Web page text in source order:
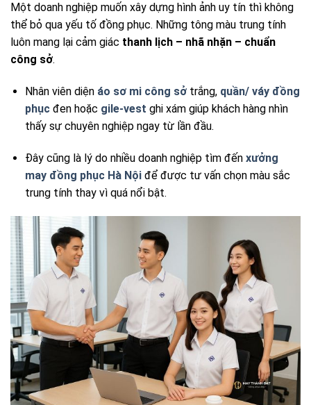
Một doanh nghiệp muốn xây dựng hình ảnh uy tín thì không
thể bỏ qua yếu tố đồng phục. Những tông màu trung tính
luôn mang lại cảm giác thanh lịch – nhã nhặn – chuẩn
công sở.
Nhân viên diện áo sơ mi công sởtrắng, quần/ váy đồng
phụcđen hoặc gile-vest ghi xám giúp khách hàng nhìn
thấy sự chuyên nghiệp ngay từ lần đầu.
Đây cũng là lý do nhiều doanh nghiệp tìm đến xưởng
may đồng phục Hà Nội để được tư vấn chọn màu sắc
trung tính thay vì quá nổi bật.